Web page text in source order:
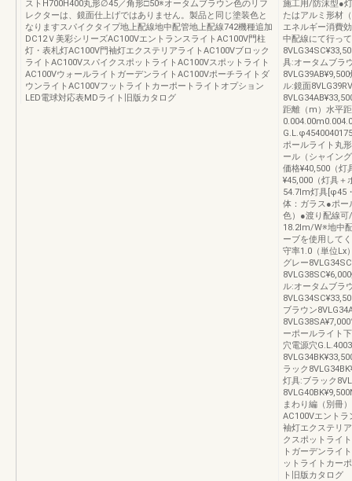
ストH700H400丸形∅45／角形□50※オータムブラウン色のリフ
レクターは、鏡面仕上げではありません。製品と同じ塗装色と
なりますスパイクタイプ地上配線地中配管地上配線742機種追加
DC12Ｖ美彩シリーズAC100VエントランスライトAC100V門柱
灯・表札灯AC100V門袖灯エクステリアライトAC100Vブロック
ライトAC100VスパイクスポットライトAC100Vスポットライト
AC100VウォールライトガーデンライトAC100Vポーチライトダ
ウンライトAC100Vフットライトカーポートライトオプション
LED電球対応表MDライト旧版カタログ
施工用/防沫型●
たはアルミ形材
エネルギー消費
中配線にて行っ
具:オータムブラ
ル:鏡面
距離（m）水平
ポールライト丸
ール（シャイン
価格¥40,500（灯
¥45,000（灯具
54.7lm灯具[φ45
体：ガラス●ポー
色）●渡り配線可
18.2lm/W※地中
ーブを使用して
守率1.0（単位Lx
グレー
ル:オータムブラ
ブラウン
ーポールライト
穴電源穴
ラック
灯具:ブラック
まわり編（別冊
AC100Vエントラ
袖灯エクステリ
クスポットライ
トガーデンライ
ットライトカー
ト旧版カタログ